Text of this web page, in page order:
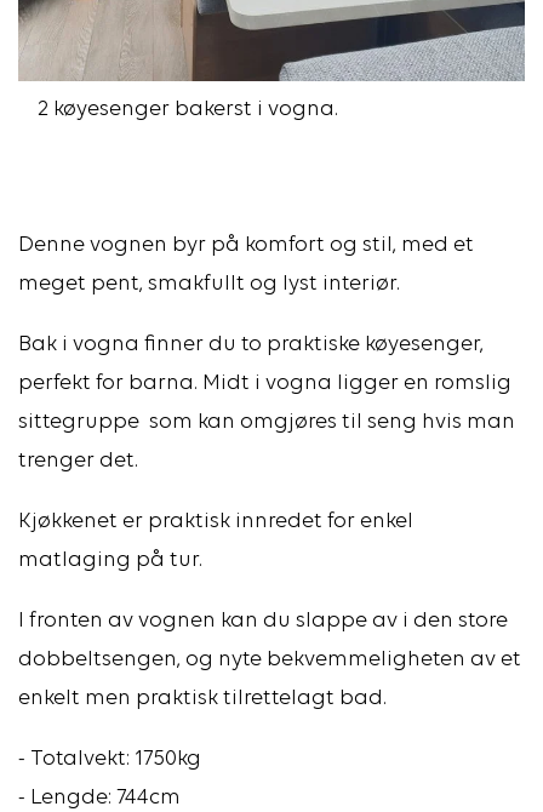
2 køyesenger bakerst i vogna.
Denne vognen byr på komfort og stil, med et
meget pent, smakfullt og lyst interiør.
Bak i vogna finner du to praktiske køyesenger,
perfekt for barna. Midt i vogna ligger en romslig
sittegruppe som kan omgjøres til seng hvis man
trenger det.
Kjøkkenet er praktisk innredet for enkel
matlaging på tur.
I fronten av vognen kan du slappe av i den store
dobbeltsengen, og nyte bekvemmeligheten av et
enkelt men praktisk tilrettelagt bad.
- Totalvekt: 1750kg
- Lengde: 744cm